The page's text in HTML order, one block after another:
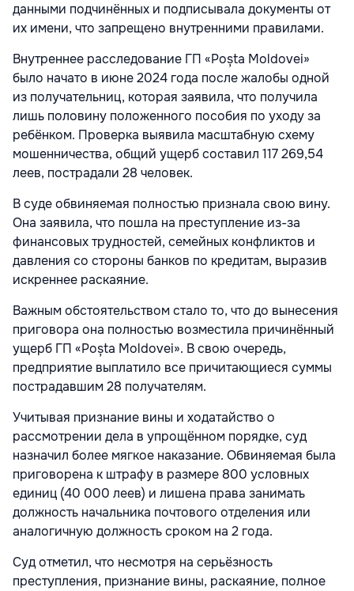
данными подчинённых и подписывала документы от
их имени, что запрещено внутренними правилами.
Внутреннее расследование ГП «Poșta Moldovei»
было начато в июне 2024 года после жалобы одной
из получательниц, которая заявила, что получила
лишь половину положенного пособия по уходу за
ребёнком. Проверка выявила масштабную схему
мошенничества, общий ущерб составил 117 269,54
леев, пострадали 28 человек.
В суде обвиняемая полностью признала свою вину.
Она заявила, что пошла на преступление из-за
финансовых трудностей, семейных конфликтов и
давления со стороны банков по кредитам, выразив
искреннее раскаяние.
Важным обстоятельством стало то, что до вынесения
приговора она полностью возместила причинённый
ущерб ГП «Poșta Moldovei». В свою очередь,
предприятие выплатило все причитающиеся суммы
пострадавшим 28 получателям.
Учитывая признание вины и ходатайство о
рассмотрении дела в упрощённом порядке, суд
назначил более мягкое наказание. Обвиняемая была
приговорена к штрафу в размере 800 условных
единиц (40 000 леев) и лишена права занимать
должность начальника почтового отделения или
аналогичную должность сроком на 2 года.
Суд отметил, что несмотря на серьёзность
преступления, признание вины, раскаяние, полное